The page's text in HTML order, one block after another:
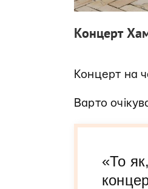
Концерт
Концерт на
Варто
«То